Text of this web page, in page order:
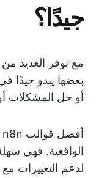
جيدًا؟
مع توفر العديد
بعضها يبدو جيدًا
أو حل المشكلات
الواقعية. فهي
لدعم التغييرات